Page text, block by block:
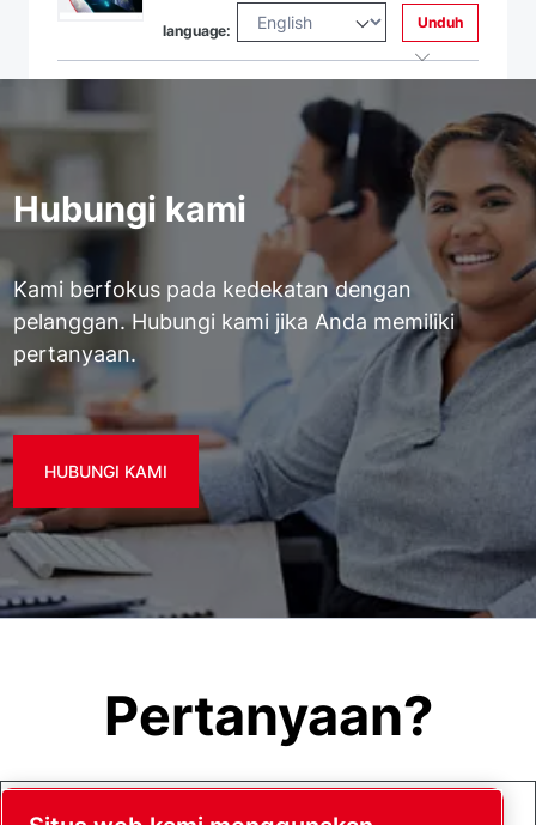
language: Unduh
Hubungi kami
Kami berfokus pada kedekatan dengan
pelanggan. Hubungi kami jika Anda memiliki
pertanyaan.
HUBUNGI KAMI
Pertanyaan?
Search products, docs, and support...